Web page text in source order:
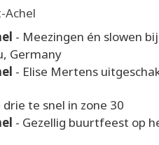
Achel
- Meezingen én slowen
Germany
- Elise Mertens
te snel in zone 30
- Gezellig buurtfeest op